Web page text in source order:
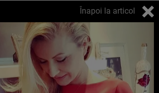
Înapoi la articol